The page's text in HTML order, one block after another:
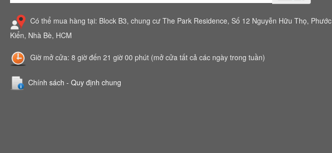
Có thể mua hàng tại: Block B3, chung cư The Park Residence, Số 12 Nguyễn Hữu Thọ, Phước
Kiển, Nhà Bè, HCM
Giờ mở cửa: 8 giờ đến 21 giờ 00 phút (mở cửa tất cả các ngày trong tuần)
Chính sách - Quy định chung